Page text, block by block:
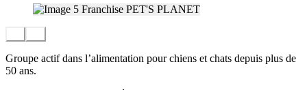
Groupe actif dans l’alimentation pour chiens et chats depuis plus de
50 ans.